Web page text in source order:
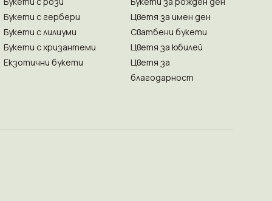
Букети с гербери
Букети с лилиуми
Букети с хризантеми
Екзотични букети
Цветя за имен ден
Сватбени букети
Цветя за юбилей
Цветя за
благодарност